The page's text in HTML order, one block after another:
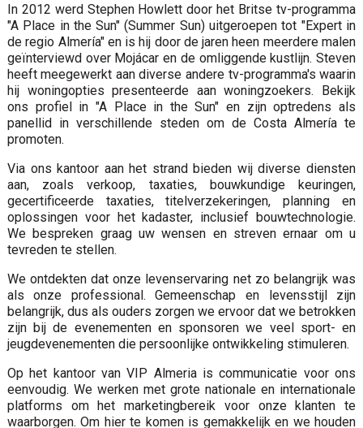
In 2012 werd Stephen Howlett door het Britse tv-programma
"A Place in the Sun" (Summer Sun) uitgeroepen tot "Expert in
de regio Almería" en is hij door de jaren heen meerdere malen
geïnterviewd over Mojácar en de omliggende kustlijn. Steven
heeft meegewerkt aan diverse andere tv-programma's waarin
hij woningopties presenteerde aan woningzoekers. Bekijk
ons ​​profiel in "A Place in the Sun" en zijn optredens als
panellid in verschillende steden om de Costa Almería te
promoten.
Via ons kantoor aan het strand bieden wij diverse diensten
aan, zoals verkoop, taxaties, bouwkundige keuringen,
gecertificeerde taxaties, titelverzekeringen, planning en
oplossingen voor het kadaster, inclusief bouwtechnologie.
We bespreken graag uw wensen en streven ernaar om u
tevreden te stellen.
We ontdekten dat onze levenservaring net zo belangrijk was
als onze professional. Gemeenschap en levensstijl zijn
belangrijk, dus als ouders zorgen we ervoor dat we betrokken
zijn bij de evenementen en sponsoren we veel sport- en
jeugdevenementen die persoonlijke ontwikkeling stimuleren.
Op het kantoor van VIP Almeria is communicatie voor ons
eenvoudig. We werken met grote nationale en internationale
platforms om het marketingbereik voor onze klanten te
waarborgen. Om hier te komen is gemakkelijk en we houden